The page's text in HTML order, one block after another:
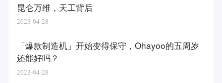
昆仑万维，天工背后
2023-04-28
「爆款制造机」开始变得保守，Ohayoo的五周岁
还能好吗？
2023-04-28